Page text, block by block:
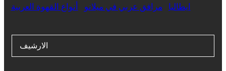
ايطاليا
مرافق عربي في ميلانو أنواع القهوة العربية
الارشيف